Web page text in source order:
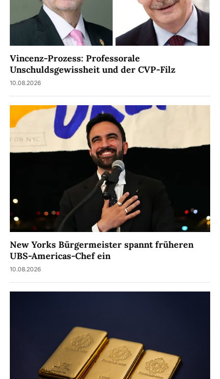
Vincenz-Prozess: Professorale
Unschuldsgewissheit und der CVP-Filz
10.08.2026
New Yorks Bürgermeister spannt früheren
UBS-Americas-Chef ein
10.08.2026